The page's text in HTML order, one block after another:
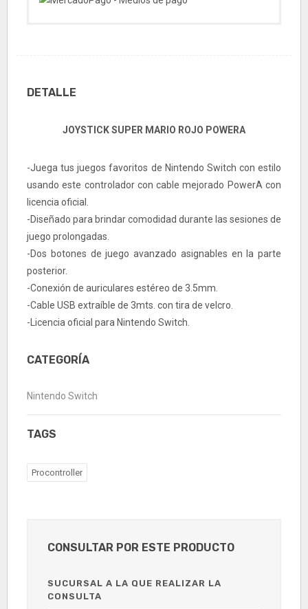
DETALLE
JOYSTICK SUPER MARIO ROJO POWERA
-Juega tus juegos favoritos de Nintendo Switch con estilo
usando este controlador con cable mejorado PowerA con
licencia oficial.
-Diseñado para brindar comodidad durante las sesiones de
juego prolongadas.
-Dos botones de juego avanzado asignables en la parte
posterior.
-Conexión de auriculares estéreo de 3.5mm.
-Cable USB extraíble de 3mts. con tira de velcro.
-Licencia oficial para Nintendo Switch.
CATEGORÍA
Nintendo Switch
TAGS
Procontroller
CONSULTAR POR ESTE PRODUCTO
SUCURSAL A LA QUE REALIZAR LA
CONSULTA